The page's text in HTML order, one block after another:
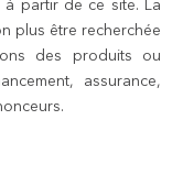
à partir de ce site. La
plus être recherchée
des produits ou
assurance,